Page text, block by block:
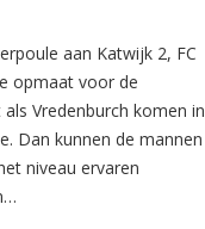
aan Katwijk 2, FC
opmaat voor de
Vredenburch komen in
Dan kunnen de mannen
niveau ervaren